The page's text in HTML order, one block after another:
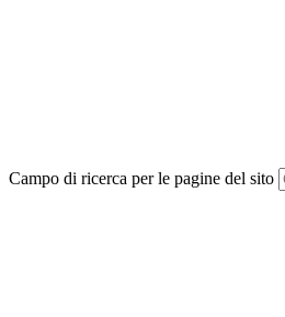
Campo di ricerca per le pagine del sito